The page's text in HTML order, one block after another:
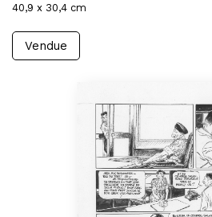
40,9 x 30,4 cm
Vendue